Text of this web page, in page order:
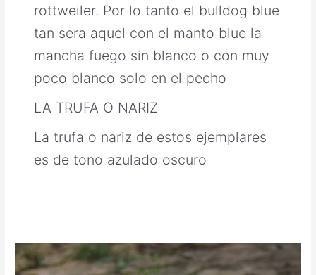
rottweiler. Por lo tanto el bulldog blue
tan sera aquel con el manto blue la
mancha fuego sin blanco o con muy
poco blanco solo en el pecho
LA TRUFA O NARIZ
La trufa o nariz de estos ejemplares
es de tono azulado oscuro
Cachorro
New